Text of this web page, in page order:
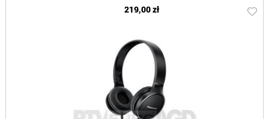
219,00 zł